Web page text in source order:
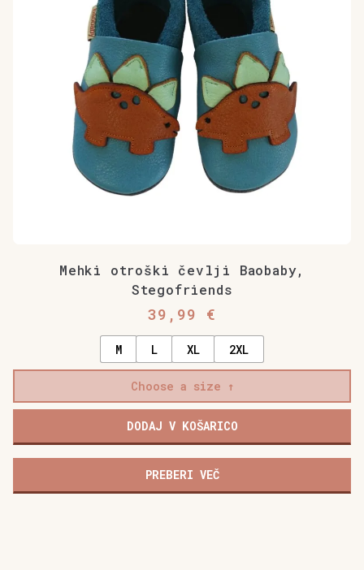
Mehki otroški čevlji Baobaby,
Stegofriends
39,99 €
M L XL 2XL
Choose a size
DODAJ V KOŠARICO
PREBERI VEČ